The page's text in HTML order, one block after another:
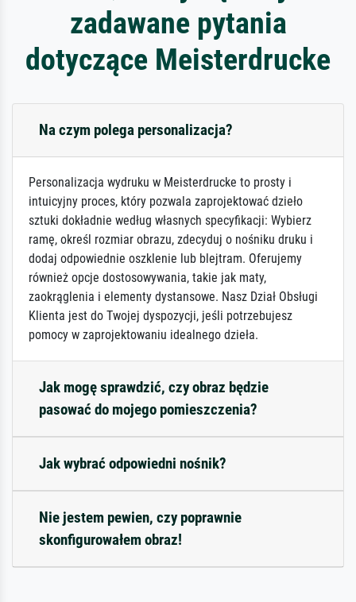
zadawane pytania
dotyczące Meisterdrucke
Na czym polega personalizacja?
Personalizacja wydruku w Meisterdrucke to prosty i
intuicyjny proces, który pozwala zaprojektować dzieło
sztuki dokładnie według własnych specyfikacji: Wybierz
ramę, określ rozmiar obrazu, zdecyduj o nośniku druku i
dodaj odpowiednie oszklenie lub blejtram. Oferujemy
również opcje dostosowywania, takie jak maty,
zaokrąglenia i elementy dystansowe. Nasz Dział Obsługi
Klienta jest do Twojej dyspozycji, jeśli potrzebujesz
pomocy w zaprojektowaniu idealnego dzieła.
Jak mogę sprawdzić, czy obraz będzie
pasować do mojego pomieszczenia?
Jak wybrać odpowiedni nośnik?
Nie jestem pewien, czy poprawnie
skonfigurowałem obraz!